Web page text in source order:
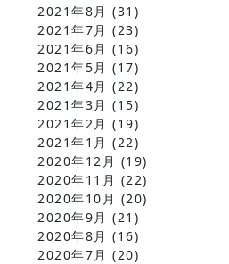
2021年8月 (31)
2021年7月 (23)
2021年6月 (16)
2021年5月 (17)
2021年4月 (22)
2021年3月 (15)
2021年2月 (19)
2021年1月 (22)
2020年12月 (19)
2020年11月 (22)
2020年10月 (20)
2020年9月 (21)
2020年8月 (16)
2020年7月 (20)